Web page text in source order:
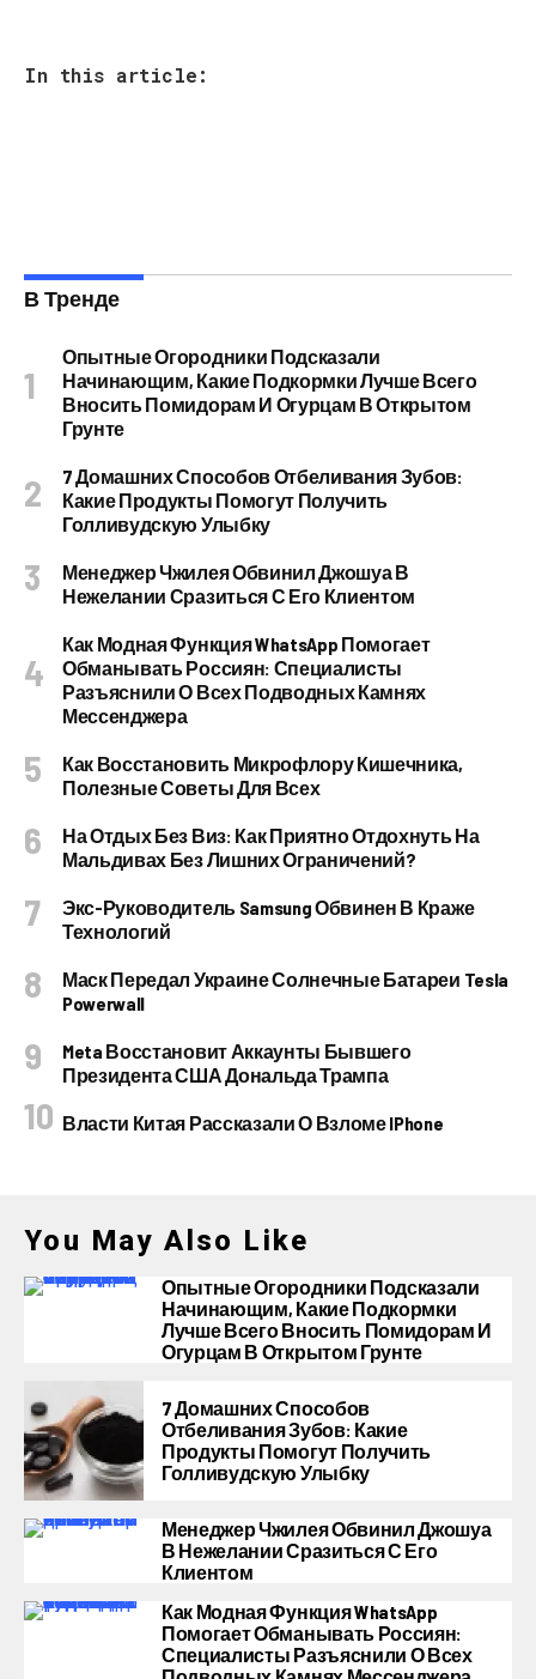
In this article:
В Тренде
Опытные Огородники Подсказали
Начинающим, Какие Подкормки Лучше Всего
Вносить Помидорам И Огурцам В Открытом
Грунте
7 Домашних Способов Отбеливания Зубов:
Какие Продукты Помогут Получить
Голливудскую Улыбку
Менеджер Чжилея Обвинил Джошуа В
Нежелании Сразиться С Его Клиентом
Как Модная Функция WhatsApp Помогает
Обманывать Россиян: Специалисты
Разъяснили О Всех Подводных Камнях
Мессенджера
Как Восстановить Микрофлору Кишечника,
Полезные Советы Для Всех
На Отдых Без Виз: Как Приятно Отдохнуть На
Мальдивах Без Лишних Ограничений?
Экс-Руководитель Samsung Обвинен В Краже
Технологий
Маск Передал Украине Солнечные Батареи Tesla
Powerwall
Meta Восстановит Аккаунты Бывшего
Президента США Дональда Трампа
Власти Китая Рассказали О Взломе IPhone
You May Also Like
Опытные Огородники Подсказали
Начинающим, Какие Подкормки
Лучше Всего Вносить Помидорам И
Огурцам В Открытом Грунте
7 Домашних Способов
Отбеливания Зубов: Какие
Продукты Помогут Получить
Голливудскую Улыбку
Менеджер Чжилея Обвинил Джошуа
В Нежелании Сразиться С Его
Клиентом
Как Модная Функция WhatsApp
Помогает Обманывать Россиян:
Специалисты Разъяснили О Всех